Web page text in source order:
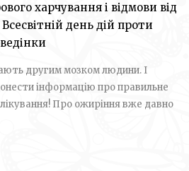
харчування і відмови від
день дій проти
другим мозком людини. І
інформацію про правильне
Про ожиріння вже давно